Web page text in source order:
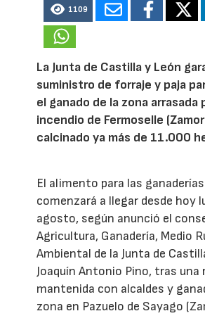
1109
La Junta de Castilla y León
suministro de forraje y paja
el ganado de la zona arrasada
incendio de Fermoselle
calcinado ya más de 11.000
El alimento para las
comenzará a llegar desde hoy
agosto, según anunció el
Agricultura, Ganadería, Medio
Ambiental de la Junta de
Joaquín Antonio Pino, tras una
mantenida con alcaldes y
zona en Pazuelo de Sayago